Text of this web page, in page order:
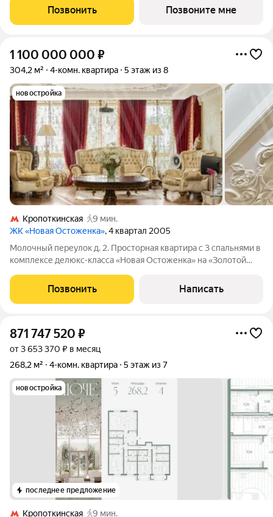
охранной зоне Кремля. Уникальный фамильный дом
предлагает 43 квартиры, площадью от
Позвонить Позвоните мне
1 100 000 000 ₽
304,2 м² 4-комн. квартира 5 этаж из 8
новостройка
Кропоткинская
9 мин.
ЖК «Новая Остоженка», 4 квартал 2005
Молочный переулок д. 2. Просторная квартира с 3 спальнями в
комплексе делюкс-класса «Новая Остоженка» на «Золотой
Отделка выполнена в классическом стиле. Интерьер
украшают предметы мебели от
Позвонить Написать
871 747 520 ₽
от 3 653 370 ₽ в месяц
268,2 м²
4-комн. квартира 5 этаж из 7
новостройка
последнее предложение
Кропоткинская 9 мин.